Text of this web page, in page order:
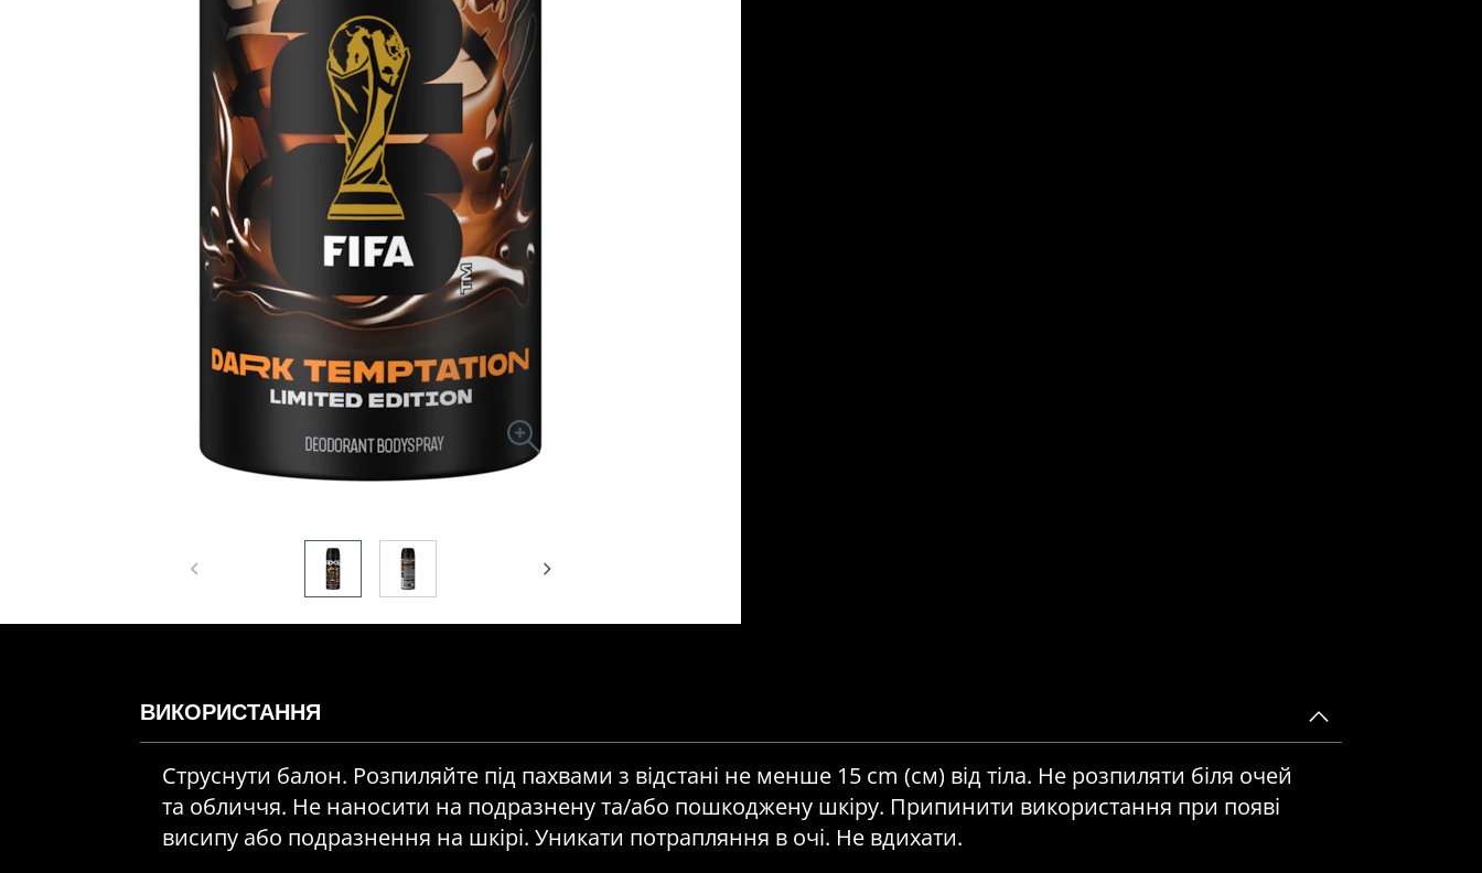
ВИКОРИСТАННЯ
Струснути балон. Розпиляйте під пахвами з відстані не менше 15 cm (см) від тіла. Не розпиляти біля очей
та обличчя. Не наносити на подразнену та/або пошкоджену шкіру. Припинити використання при появі
висипу або подразнення на шкірі. Уникати потрапляння в очі. Не вдихати.